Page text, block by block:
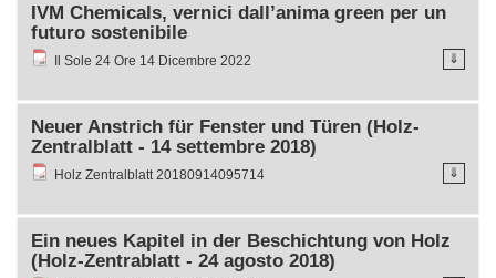
IVM Chemicals, vernici dall’anima green per un
futuro sostenibile
Il Sole 24 Ore 14 Dicembre 2022 ⇓
Neuer Anstrich für Fenster und Türen (Holz-
Zentralblatt - 14 settembre 2018)
Holz Zentralblatt 20180914095714 ⇓
Ein neues Kapitel in der Beschichtung von Holz
(Holz-Zentrablatt - 24 agosto 2018)